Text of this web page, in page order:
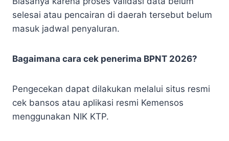
selesai atau pencairan di daerah tersebut belum
masuk jadwal penyaluran.
Bagaimana cara cek penerima BPNT 2026?
Pengecekan dapat dilakukan melalui situs resmi
cek bansos atau aplikasi resmi Kemensos
menggunakan NIK KTP.